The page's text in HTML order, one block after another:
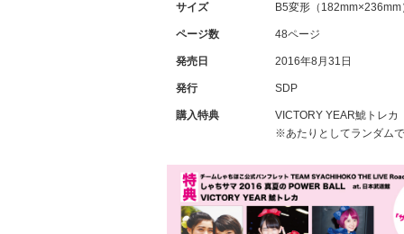
サイズ B5変形（182mm×236mm
ページ数 48ページ
発売日 2016年8月31日
発行 SDP
購入特典
VICTORY YEAR鯱トレカ
※あたりとしてランダム